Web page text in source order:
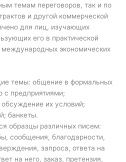
темам переговоров, так и по
и другой коммерческой
для лиц, изучающих
его в практической
международных экономических
темы: общение в формальных
с предприятиями;
их условий;
банкеты.
образцы различных писем:
сообщения, благодарности,
запроса, ответа на
на него, заказ, претензия,